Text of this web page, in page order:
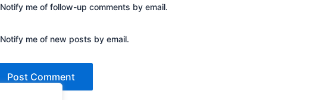
Notify me of follow-up comments by email.
Notify me of new posts by email.